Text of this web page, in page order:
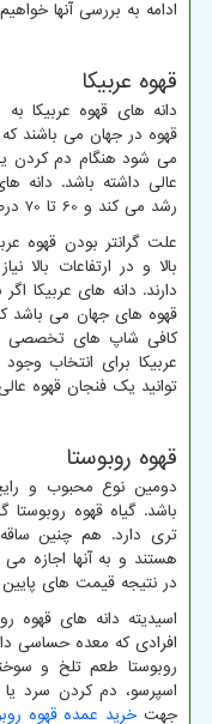
ادامه به بررسی آنها
قهوه عربیکا
دانه ‌های قهوه عربیکا
قهوه در جهان می باشند
می شود هنگام دم کردن
عالی داشته باشد.
رشد می کند و 60 تا 70 درصد از تولید جهانی قهوه را تشکیل می دهد.
علت گرانتر بودن قهوه
بالا و در ارتفاعات بالا
دارند. دانه ‌های عربیکا
قهوه ‌های جهان می باشد
کافی شاپ های تخصصی
عربیکا برای انتخاب
توانید یک فنجان قهوه
قهوه روبوستا
دومین نوع محبوب و
باشد. گیاه قهوه
‌تری دارد. هم چنین
هستند و به آنها اجازه
در نتیجه قیمت های پایین
اسیدیته دانه های قهوه
افرادی که معده حساسی
روبوستا طعم تلخ و
اسپرسو، دم کردن سرد یا
جهت خرید عمده قهوه